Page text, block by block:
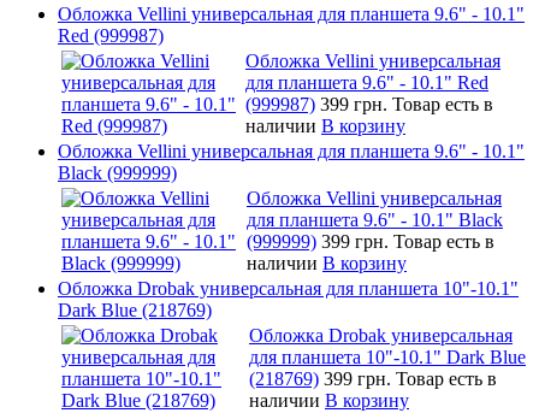
Обложка Vellini универсальная для планшета 9.6" - 10.1"
Red (999987)
Обложка Vellini универсальная
для планшета 9.6" - 10.1" Red
(999987) 399 грн. Товар есть в
наличии В корзину
Обложка Vellini универсальная для планшета 9.6" - 10.1"
Black (999999)
Обложка Vellini универсальная
для планшета 9.6" - 10.1" Black
(999999) 399 грн. Товар есть в
наличии В корзину
Обложка Drobak универсальная для планшета 10"-10.1"
Dark Blue (218769)
Обложка Drobak универсальная
для планшета 10"-10.1" Dark Blue
(218769) 399 грн. Товар есть в
наличии В корзину